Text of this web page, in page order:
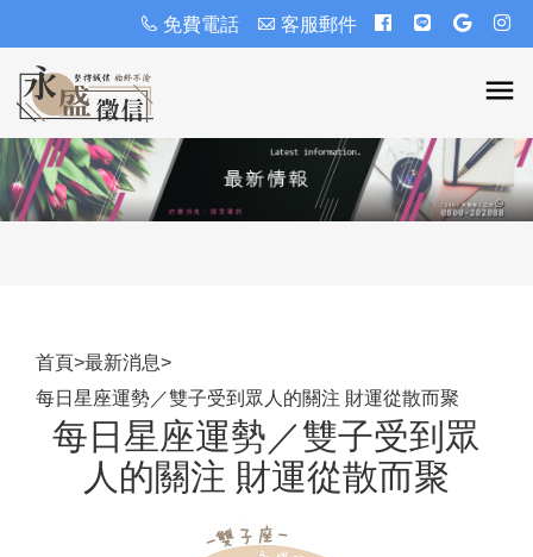
免費電話 客服郵件
首頁>最新消息>
每日星座運勢／雙子受到眾人的關注 財運從散而聚
每日星座運勢／雙子受到眾
人的關注 財運從散而聚